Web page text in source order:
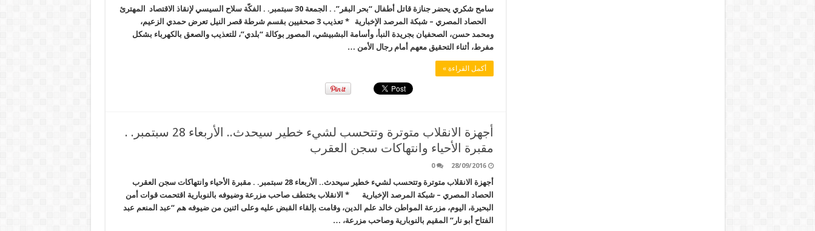
سامح شكري يحضر جنازة قاتل أطفال “بحر البقر”. . الجمعة 30 سبتمبر. . الفكّة سلاح السيسي لإنقاذ الاقتصاد المهترئ
الحصاد المصري – شبكة المرصد الإخبارية * تعذيب 3 صحفيين بقسم شرطة قصر النيل تعرض حمدي الزعيم،
ومحمد حسن، الصحفيان بجريدة النبأ، وأسامة البشبيشي، المصور بوكالة “بلدي”، للتعذيب والصعق بالكهرباء بشكل
مفرط، أثناء التحقيق معهم أمام رجال الأمن …
أكمل القراءة »
أجهزة الانقلاب متوترة وتتحسب لشيء خطير سيحدث.. الأربعاء 28 سبتمبر. .
مقبرة الأحياء وانتهاكات سجن العقرب
28/09/2016
0
أجهزة الانقلاب متوترة وتتحسب لشيء خطير سيحدث.. الأربعاء 28 سبتمبر. . مقبرة الأحياء وانتهاكات سجن العقرب
الحصاد المصري – شبكة المرصد الإخبارية * الانقلاب يختطف صاحب مزرعة وضيوفه بالنوبارية اقتحمت قوات أمن
البحيرة، اليوم، مزرعة المواطن خالد علم الدين، وقامت بإلقاء القبض عليه وعلى اثنين من ضيوفه هم “عبد المنعم عبد
الفتاح أبو نار” المقيم بالنوبارية وصاحب مزرعة، …